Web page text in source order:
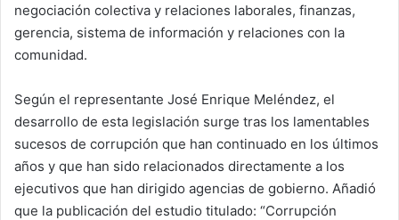
negociación colectiva y relaciones laborales, finanzas,
gerencia, sistema de información y relaciones con la
comunidad.
Según el representante José Enrique Meléndez, el
desarrollo de esta legislación surge tras los lamentables
sucesos de corrupción que han continuado en los últimos
años y que han sido relacionados directamente a los
ejecutivos que han dirigido agencias de gobierno. Añadió
que la publicación del estudio titulado: “Corrupción